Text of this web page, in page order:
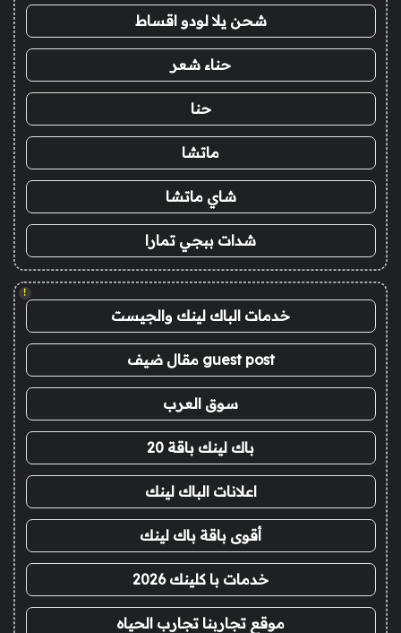
شحن يلا لودو اقساط
حناء شعر
حنا
ماتشا
شاي ماتشا
شدات ببجي تمارا
!
خدمات الباك لينك والجيست
guest post مقال ضيف
سوق العرب
باك لينك باقة 20
اعلانات الباك لينك
أقوى باقة باك لينك
خدمات با كلينك 2026
موقع تجاربنا تجارب الحياه